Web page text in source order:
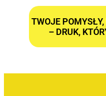
TWOJE
– DRUK,